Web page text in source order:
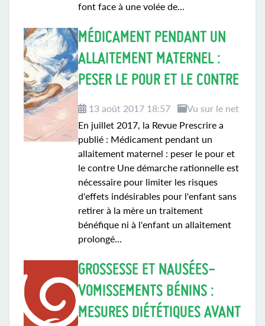
font face à une volée de...
MÉDICAMENT PENDANT UN
ALLAITEMENT MATERNEL :
PESER LE POUR ET LE CONTRE
13 août 2017 18:57
Vu sur le net
En juillet 2017, la Revue Prescrire a
publié : Médicament pendant un
allaitement maternel : peser le pour et
le contre Une démarche rationnelle est
nécessaire pour limiter les risques
d'effets indésirables pour l'enfant sans
retirer à la mère un traitement
bénéfique ni à l'enfant un allaitement
prolongé...
GROSSESSE ET NAUSÉES-
VOMISSEMENTS BÉNINS :
MESURES DIÉTÉTIQUES AVANT